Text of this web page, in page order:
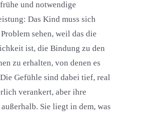
und notwendige
Das Kind muss sich
sehen, weil das die
ist, die Bindung zu den
zu erhalten, von denen es
Gefühle sind dabei tief, real
verankert, aber ihre
Sie liegt in dem, was